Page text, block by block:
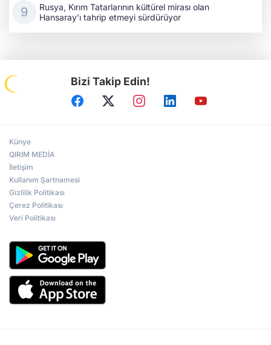
Rusya, Kırım Tatarlarının kültürel mirası olan
Hansaray'ı tahrip etmeyi sürdürüyor
Bizi Takip Edin!
Künye
QIRIM MEDİA
İletişim
Kullanım Şartnamesi
Gizlilik Politikası
Çerez Politikası
Veri Politikası